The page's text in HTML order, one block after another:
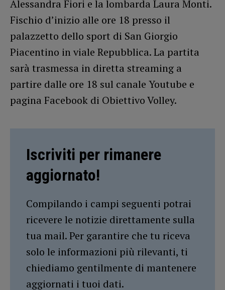
Alessandra Fiori e la lombarda Laura Monti.
Fischio d’inizio alle ore 18 presso il
palazzetto dello sport di San Giorgio
Piacentino in viale Repubblica. La partita
sarà trasmessa in diretta streaming a
partire dalle ore 18 sul canale Youtube e
pagina Facebook di Obiettivo Volley.
Iscriviti per rimanere
aggiornato!
Compilando i campi seguenti potrai
ricevere le notizie direttamente sulla
tua mail. Per garantire che tu riceva
solo le informazioni più rilevanti, ti
chiediamo gentilmente di mantenere
aggiornati i tuoi dati.